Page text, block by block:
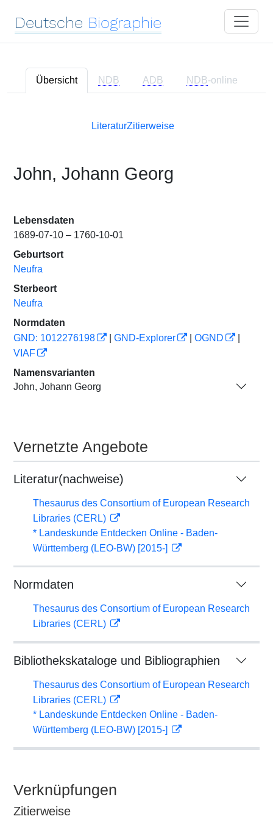
Deutsche Biographie
Übersicht NDB ADB NDB-online
LiteraturZitierweise
John, Johann Georg
Lebensdaten
1689-07-10 – 1760-10-01
Geburtsort
Neufra
Sterbeort
Neufra
Normdaten
GND: 1012276198
GND-Explorer OGND
VIAF
Namensvarianten
John, Johann Georg
Vernetzte Angebote
Literatur(nachweise)
Thesaurus des Consortium of European Research
Libraries (CERL)
* Landeskunde Entdecken Online - Baden-
Württemberg (LEO-BW) [2015-]
Normdaten
Thesaurus des Consortium of European Research
Libraries (CERL)
Bibliothekskataloge und Bibliographien
Thesaurus des Consortium of European Research
Libraries (CERL)
* Landeskunde Entdecken Online - Baden-
Württemberg (LEO-BW) [2015-]
Verknüpfungen
Zitierweise